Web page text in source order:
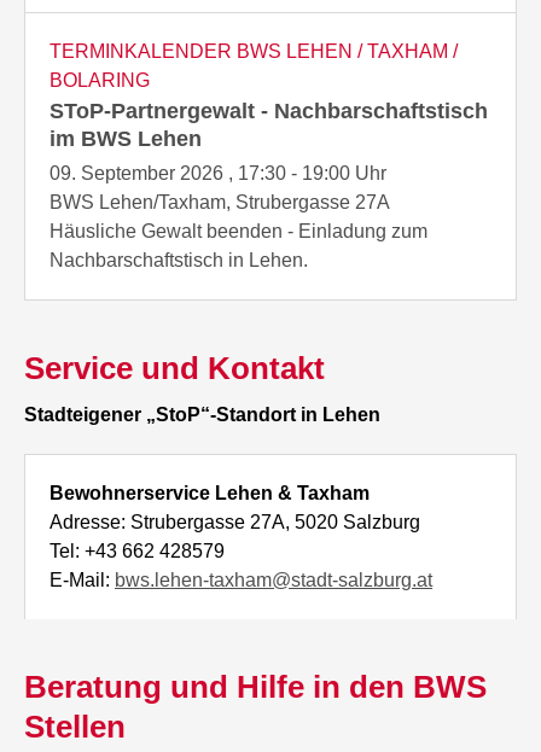
TERMINKALENDER BWS LEHEN / TAXHAM /
BOLARING
SToP-Partnergewalt - Nachbarschaftstisch
im BWS Lehen
09. September 2026 , 17:30 - 19:00 Uhr
BWS Lehen/Taxham, Strubergasse 27A
Häusliche Gewalt beenden - Einladung zum
Nachbarschaftstisch in Lehen.
Service und Kontakt
Stadteigener „StoP“-Standort in Lehen
Bewohnerservice Lehen & Taxham
Adresse: Strubergasse 27A, 5020 Salzburg
Tel: +43 662 428579
E-Mail: bws.lehen-taxham@stadt-salzburg.at
Beratung und Hilfe in den BWS
Stellen